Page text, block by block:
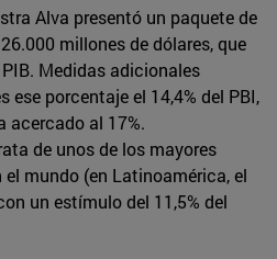
Alva presentó un paquete de
millones de dólares, que
Medidas adicionales
ese porcentaje el 14,4% del PBI,
acercado al 17%.
de unos de los mayores
mundo (en Latinoamérica, el
un estímulo del 11,5% del